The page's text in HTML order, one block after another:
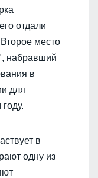
отдали
место
набравший
в
для
в
одну из